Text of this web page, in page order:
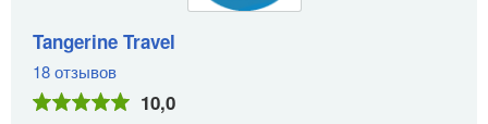
Tangerine Travel
18 отзывов
10,0